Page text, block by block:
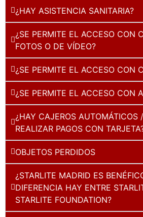
¿HAY ASISTENCIA SANITARIA?
¿SE PERMITE EL ACCESO CON
FOTOS O DE VÍDEO?
¿SE PERMITE EL ACCESO CON
¿SE PERMITE EL ACCESO CON
¿HAY CAJEROS AUTOMÁTICOS
REALIZAR PAGOS CON
OBJETOS PERDIDOS
¿STARLITE MADRID ES
DIFERENCIA HAY ENTRE
STARLITE FOUNDATION?